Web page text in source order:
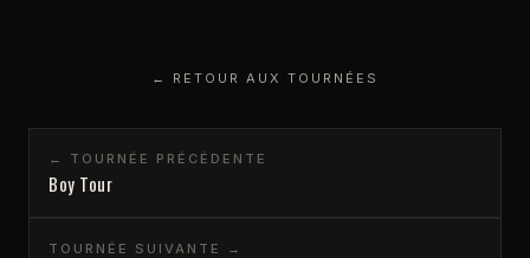
← RETOUR AUX TOURNÉES
← TOURNÉE PRÉCÉDENTE
Boy Tour
TOURNÉE SUIVANTE →